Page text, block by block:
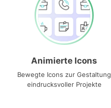
Animierte Icons
Bewegte Icons zur Gestaltung
eindrucksvoller Projekte